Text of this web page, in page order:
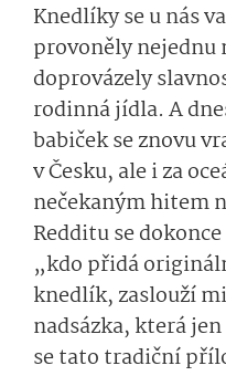
Knedlíky se u nás
provoněly nejednu
doprovázely
rodinná jídla. A
babiček se znovu
v Česku, ale i za
nečekaným hitem
Redditu se
„kdo přidá
knedlík, zaslouží
nadsázka, která
se tato tradiční